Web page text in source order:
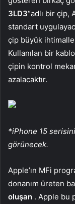
3LD3“adlı bir çip,
standart
çip büyük
Kullanılan bir
çipin kontrol
azalacaktır.
*iPhone 15
görünecek.
Apple’ın MFi
donanım üreten
oluşan . Apple bu